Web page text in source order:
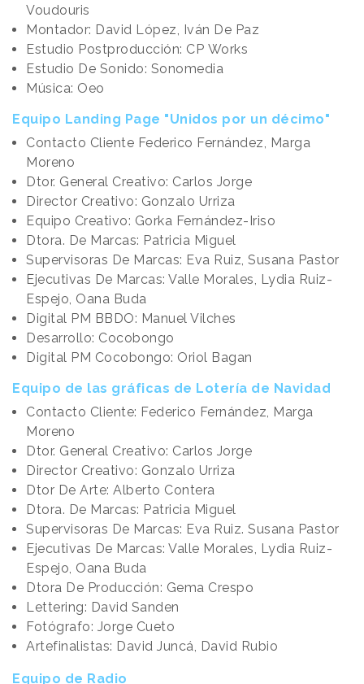
Voudouris
Montador: David López, Iván De Paz
Estudio Postproducción: CP Works
Estudio De Sonido: Sonomedia
Música: Oeo
Equipo Landing Page "Unidos por un décimo"
Contacto Cliente Federico Fernández, Marga
Moreno
Dtor. General Creativo: Carlos Jorge
Director Creativo: Gonzalo Urriza
Equipo Creativo: Gorka Fernández-Iriso
Dtora. De Marcas: Patricia Miguel
Supervisoras De Marcas: Eva Ruiz, Susana Pastor
Ejecutivas De Marcas: Valle Morales, Lydia Ruiz-
Espejo, Oana Buda
Digital PM BBDO: Manuel Vilches
Desarrollo: Cocobongo
Digital PM Cocobongo: Oriol Bagan
Equipo de las gráficas de Lotería de Navidad
Contacto Cliente: Federico Fernández, Marga
Moreno
Dtor. General Creativo: Carlos Jorge
Director Creativo: Gonzalo Urriza
Dtor De Arte: Alberto Contera
Dtora. De Marcas: Patricia Miguel
Supervisoras De Marcas: Eva Ruiz. Susana Pastor
Ejecutivas De Marcas: Valle Morales, Lydia Ruiz-
Espejo, Oana Buda
Dtora De Producción: Gema Crespo
Lettering: David Sanden
Fotógrafo: Jorge Cueto
Artefinalistas: David Juncá, David Rubio
Equipo de Radio